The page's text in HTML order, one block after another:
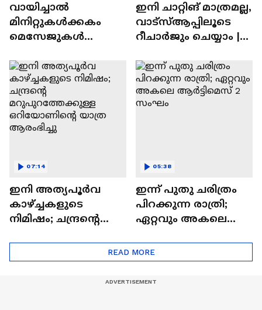
വായിച്ചാൽ
മിനിറ്റുകൾക്കകം
മെസേജുകള്‍
WhatsApp | Tech Talk
ഇനി ചാറ്റിങ് മാത്രമല്ല,
വാട്‌സ്‌ആപ്പിലൂടെ
റീചാർജും ചെയ്യാം |
Tech Talk
ഇനി അത്യപൂര്‍വ
കാഴ്ച്ചകളുടെ
നിമിഷം; ചന്ദ്രന്റെ
ഒറിയോണിന്റെ യാത്ര
ആരംഭിച്ചു
07:14
ഇന്ന് പുതു ചരിത്രം
പിറക്കുന്ന രാത്രി;
ഏറ്റവും അകലെ
05:38
READ MORE